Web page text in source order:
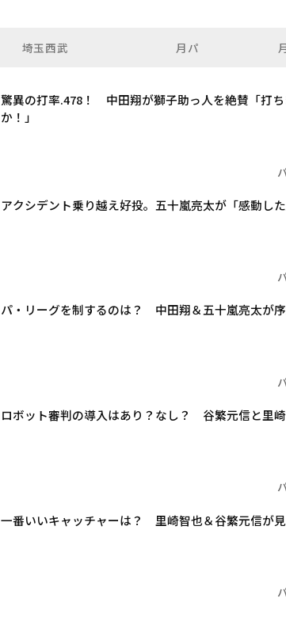
埼玉西武 月パ
驚異の打率.478！ 中田翔が獅子助っ人を絶賛「打
か！」
アクシデント乗り越え好投。五十嵐亮太が「感動し
パ・リーグを制するのは？ 中田翔＆五十嵐亮太が序
ロボット審判の導入はあり？なし？ 谷繁元信と里崎
一番いいキャッチャーは？ 里崎智也＆谷繁元信が